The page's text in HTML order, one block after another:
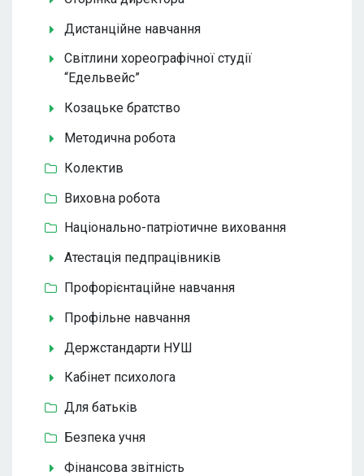
Дистанційне навчання
Світлини хореографічної студії
“Едельвейс”
Козацьке братство
Методична робота
Колектив
Виховна робота
Національно-патріотичне виховання
Атестація педпрацівників
Профорієнтаційне навчання
Профільне навчання
Держстандарти НУШ
Кабінет психолога
Для батьків
Безпека учня
Фінансова звітність